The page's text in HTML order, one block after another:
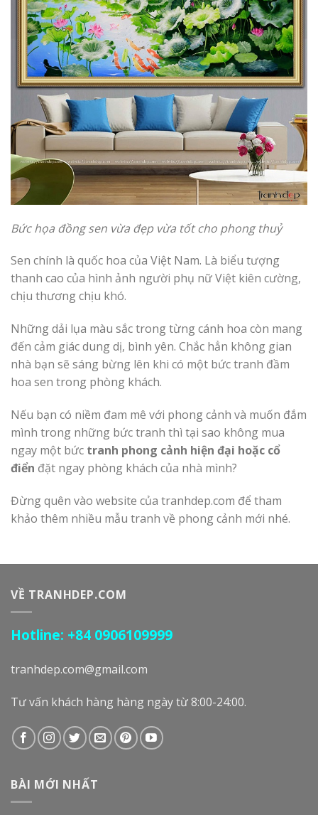
Bức họa đồng sen vừa đẹp vừa tốt cho phong thuỷ
Sen chính là quốc hoa của Việt Nam. Là biểu tượng
thanh cao của hình ảnh người phụ nữ Việt kiên cường,
chịu thương chịu khó.
Những dải lụa màu sắc trong từng cánh hoa còn mang
đến cảm giác dung dị, bình yên. Chắc hẳn không gian
nhà bạn sẽ sáng bừng lên khi có một bức tranh đầm
hoa sen trong phòng khách.
Nếu bạn có niềm đam mê với phong cảnh và muốn đắm
mình trong những bức tranh thì tại sao không mua
ngay một bức tranh phong cảnh hiện đại hoặc cổ
điển đặt ngay phòng khách của nhà mình?
Đừng quên vào website của tranhdep.com để tham
khảo thêm nhiều mẫu tranh về phong cảnh mới nhé.
VỀ TRANHDEP.COM
Hotline: +84 0906109999
tranhdep.com@gmail.com
Tư vấn khách hàng hàng ngày từ 8:00-24:00.
BÀI MỚI NHẤT